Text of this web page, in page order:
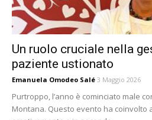
Un ruolo cruciale nella
paziente ustionato
Emanuela Omodeo Salé 3 Maggio 2026
Purtroppo, l’anno è cominciato male
Montana. Questo evento ha coinvolto